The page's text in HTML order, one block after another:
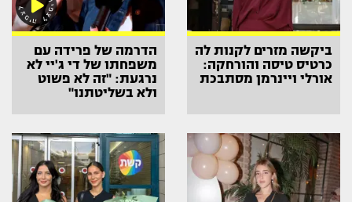
ביקשה מזרים לקנות לה
כרטיס טיסה והורחקה:
אורלי ויינרמן מסתבכת
הדרמה של פרידה עם
משפחתו של די ג'יי לא
נרגעת: "זה לא פשוט
ולא בשליטתנו"